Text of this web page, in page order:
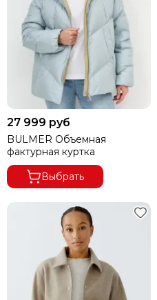
27 999 руб
BULMER Объемная
фактурная куртка
Выбрать